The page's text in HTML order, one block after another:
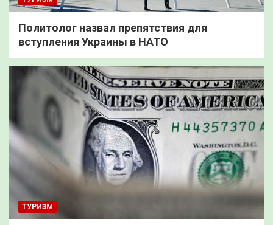
Политолог назвал препятствия для
вступления Украины в НАТО
ТУРИЗМ